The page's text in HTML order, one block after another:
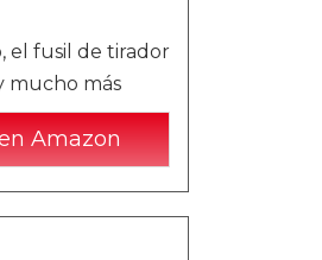
el fusil de tirador
mucho más
Amazon